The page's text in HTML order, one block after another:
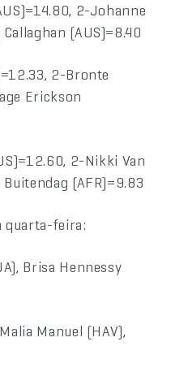
2-Johanne
(AUS)=8.40
2-Bronte
Erickson
2-Nikki Van
(AFR)=9.83
feira:
Brisa Hennessy
Manuel (HAV),